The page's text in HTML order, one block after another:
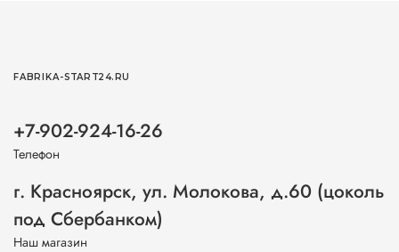
FABRIKA-START24.RU
+7-902-924-16-26
Телефон
г. Красноярск, ул. Молокова, д.60 (цоколь
под Сбербанком)
Наш магазин